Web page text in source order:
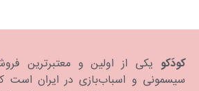
کودَکو یکی از اولین و معتبرترین